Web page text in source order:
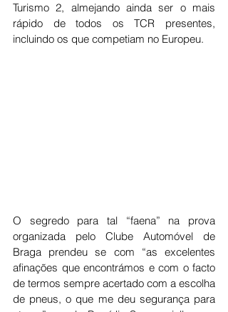
Turismo 2, almejando ainda ser o mais
rápido de todos os TCR presentes,
incluindo os que competiam no Europeu.
O segredo para tal “faena” na prova
organizada pelo Clube Automóvel de
Braga prendeu se com “as excelentes
afinações que encontrámos e com o facto
de termos sempre acertado com a escolha
de pneus, o que me deu segurança para